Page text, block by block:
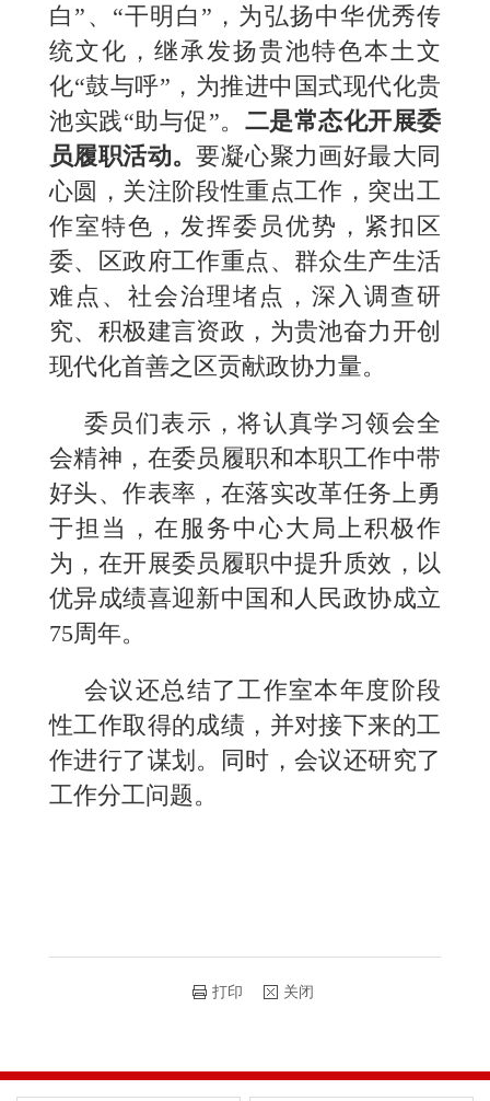
白”、“干明白”，为弘扬中华优秀传
统文化，继承发扬贵池特色本土文
化“鼓与呼”，为推进中国式现代化贵
池实践“助与促”。 二是常态化开展委
员履职活动。要凝心聚力画好最大同
心圆，关注阶段性重点工作，突出工
作室特色，发挥委员优势，紧扣区
委、区政府工作重点、群众生产生活
难点、社会治理堵点，深入调查研
究、积极建言资政，为贵池奋力开创
现代化首善之区贡献政协力量。
委员们表示，将认真学习领会全
会精神，在委员履职和本职工作中带
好头、作表率，在落实改革任务上勇
于担当，在服务中心大局上积极作
为，在开展委员履职中提升质效，以
优异成绩喜迎新中国和人民政协成立
75周年。
会议还总结了工作室本年度阶段
性工作取得的成绩，并对接下来的工
作进行了谋划。同时，会议还研究了
工作分工问题。
打印 关闭